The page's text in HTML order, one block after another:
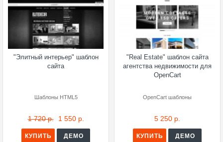
"Элитный интерьер" шаблон
сайта
Шаблоны HTML5
1 720 р. 1 550 р.
КУПИТЬ ДЕМО
"Real Estate" шаблон сайта
агентства недвижимости для
OpenCart
OpenCart шаблоны
5 250 р.
КУПИТЬ ДЕМО